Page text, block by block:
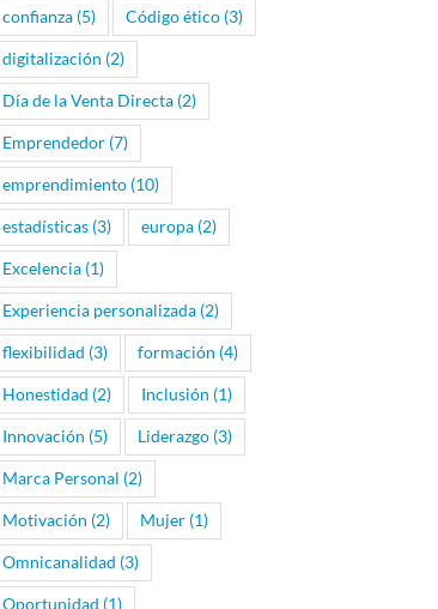
confianza (5) Código ético (3)
digitalización (2)
Día de la Venta Directa (2)
Emprendedor (7)
emprendimiento (10)
estadísticas (3) europa (2)
Excelencia (1)
Experiencia personalizada (2)
flexibilidad (3) formación (4)
Honestidad (2) Inclusión (1)
Innovación (5) Liderazgo (3)
Marca Personal (2)
Motivación (2) Mujer (1)
Omnicanalidad (3)
Oportunidad (1)